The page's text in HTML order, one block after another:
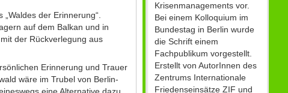
der Erinnerung“.
auf dem Balkan und in
der Rückverlegung aus
Erinnerung und Trauer
wäre im Trubel von Berlin-
Krisenmanagements vor.
Bei einem Kolloquium im
Bundestag in Berlin wurde
die Schrift einem
Fachpublikum vorgestellt.
Erstellt von AutorInnen des
Zentrums Internationale
Friedenseinsätze ZIF und